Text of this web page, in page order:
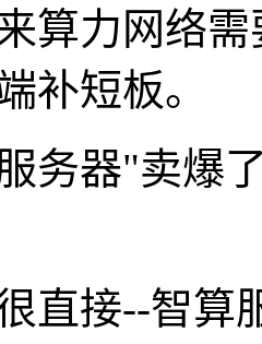
算力网络
补短板。
务器"卖爆
直接--智算